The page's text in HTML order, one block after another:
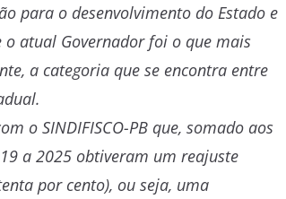
para o desenvolvimento do Estado e
atual Governador foi o que mais
a categoria que se encontra entre
o SINDIFISCO-PB que, somado aos
a 2025 obtiveram um reajuste
por cento), ou seja, uma